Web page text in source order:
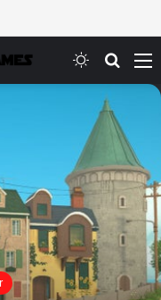
Switch skin